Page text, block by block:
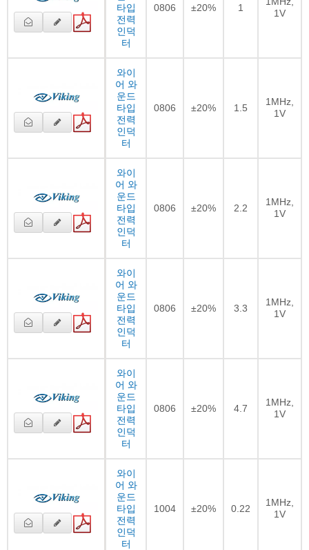
타입
전력
인덕
터
0806 ±20% 1
1V
와이
어 와
운드
타입
전력
인덕
터
0806 ±20% 1.5
1MHz,
1V
와이
어 와
운드
타입
전력
인덕
터
0806 ±20% 2.2
1MHz,
1V
와이
어 와
운드
타입
전력
인덕
터
0806 ±20% 3.3
1MHz,
1V
와이
어 와
운드
타입
전력
인덕
터
0806 ±20% 4.7
1MHz,
1V
와이
어 와
운드
타입
전력
인덕
터
1004 ±20% 0.22
1MHz,
1V